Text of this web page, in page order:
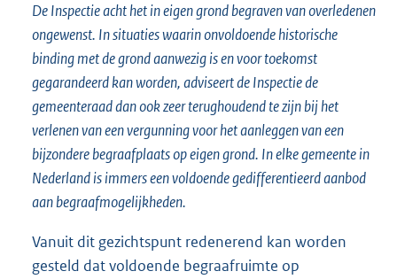
De Inspectie acht het in eigen grond begraven van overledenen
ongewenst. In situaties waarin onvoldoende historische
binding met de grond aanwezig is en voor toekomst
gegarandeerd kan worden, adviseert de Inspectie de
gemeenteraad dan ook zeer terughoudend te zijn bij het
verlenen van een vergunning voor het aanleggen van een
bijzondere begraafplaats op eigen grond. In elke gemeente in
Nederland is immers een voldoende gedifferentieerd aanbod
aan begraafmogelijkheden.
Vanuit dit gezichtspunt redenerend kan worden
gesteld dat voldoende begraafruimte op